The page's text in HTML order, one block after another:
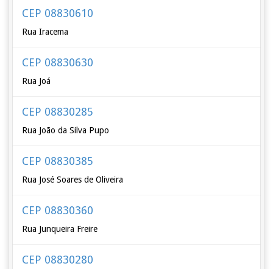
CEP 08830610
Rua Iracema
CEP 08830630
Rua Joá
CEP 08830285
Rua João da Silva Pupo
CEP 08830385
Rua José Soares de Oliveira
CEP 08830360
Rua Junqueira Freire
CEP 08830280